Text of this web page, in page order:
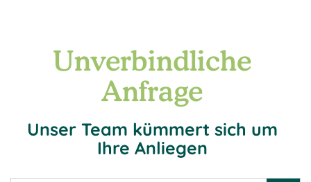
Unverbindliche
Anfrage
Unser Team kümmert sich um
Ihre Anliegen